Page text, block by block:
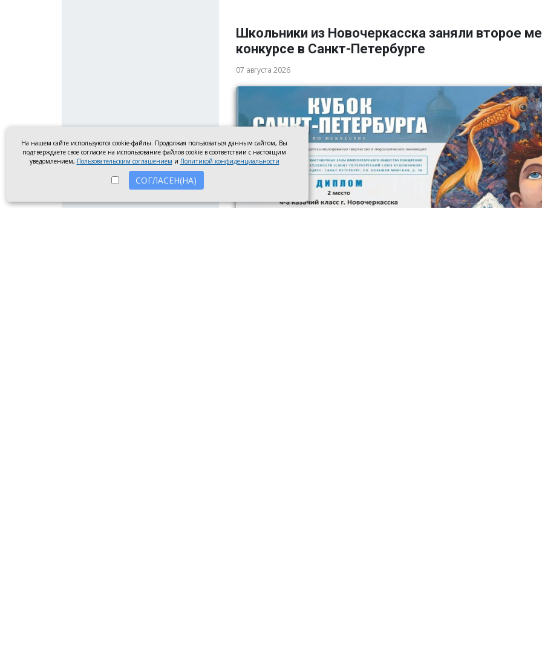
Школьники из Новочеркасска заняли второе
конкурсе в Санкт-Петербурге
07 августа 2026
На нашем сайте используются cookie-файлы. Продолжая пользоваться данным сайтом, Вы
подтверждаете свое согласие на использование файлов cookie в соответствии с настоящим
уведомлением, Пользовательским соглашением и Политикой конфиденциальности
СОГЛАСЕН(НА)